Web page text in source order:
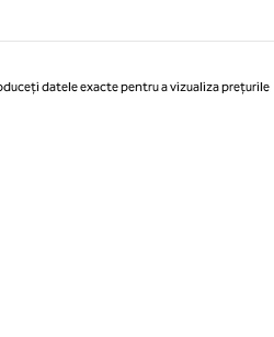
datele exacte pentru a vizualiza prețurile